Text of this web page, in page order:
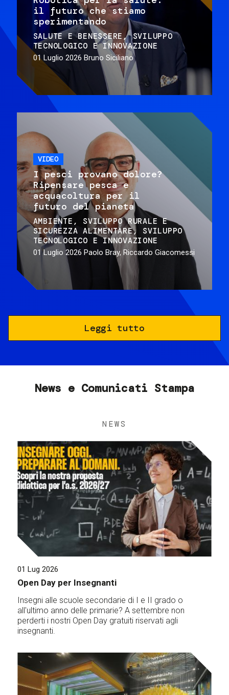
il futuro che stiamo
sperimentando
SALUTE E BENESSERE
SVILUPPO
TECNOLOGICO E INNOVAZIONE
01 Luglio 2026 Bruno Siciliano
VIDEO
I pesci provano dolore?
Ripensare pesca e
acquacoltura per il
futuro del pianeta
AMBIENTE
SVILUPPO RURALE E
SICUREZZA ALIMENTARE
SVILUPPO
TECNOLOGICO E INNOVAZIONE
01 Luglio 2026 Paolo Bray, Riccardo Giacomessi
Leggi tutto
News e Comunicati Stampa
NEWS
01 Lug 2026
Open Day per Insegnanti
Insegni alle scuole secondarie di I e II grado o
all'ultimo anno delle primarie? A settembre non
perderti i nostri Open Day gratuiti riservati agli
insegnanti.